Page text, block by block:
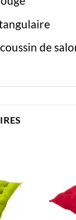
coussin de